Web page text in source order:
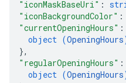
"iconMaskBaseUri" :
"iconBackgroundColor" :
"currentOpeningHours" :
object (OpeningHours
},
"regularOpeningHours" :
object (OpeningHours